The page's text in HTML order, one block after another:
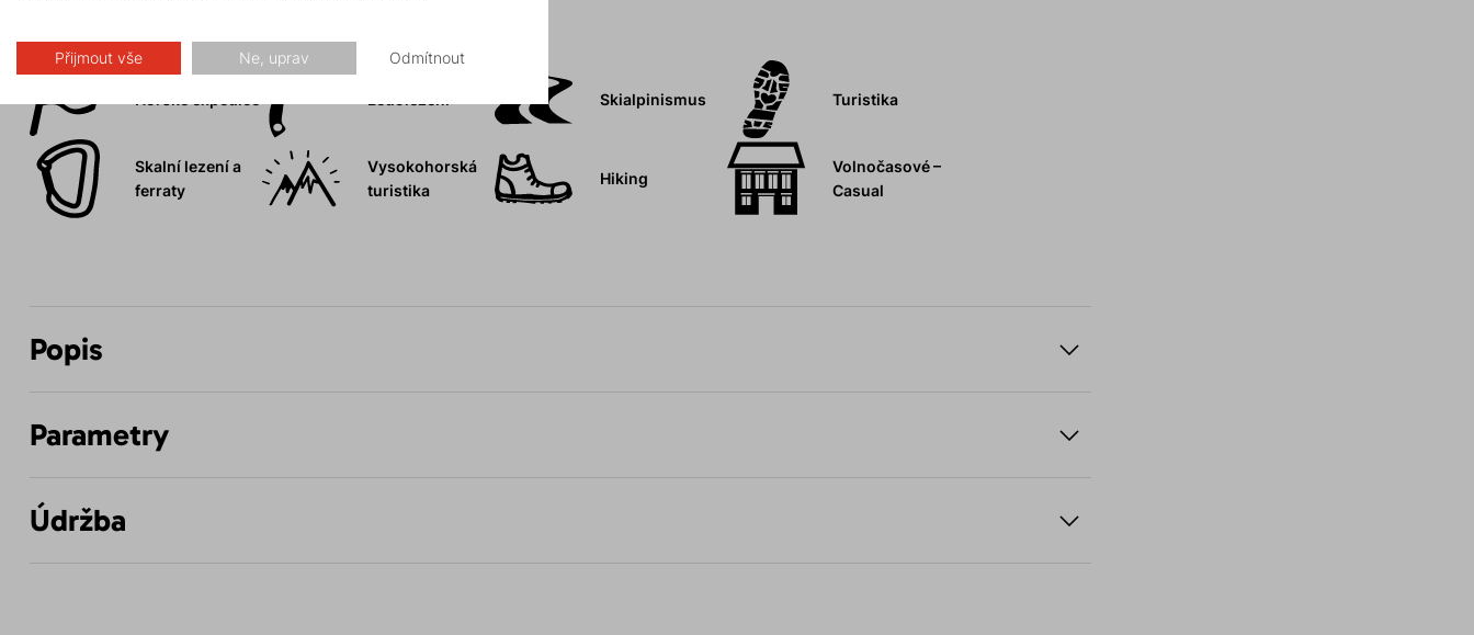
Skialpinismus Turistika
Skalní lezení a
ferraty
Vysokohorská
turistika
Hiking
Volnočasové –
Casual
Popis
Parametry
Údržba
Přijmout vše Ne, uprav Odmítnout